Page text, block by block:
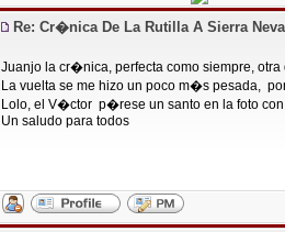
Re: Cr�nica De La Rutilla A Sierra
Juanjo la cr�nica, perfecta como siempre,
La vuelta se me hizo un poco m�s pesada,
Lolo, el V�ctor p�rese un santo en la foto
Un saludo para todos